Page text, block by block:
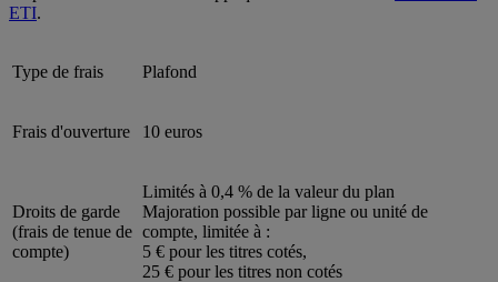
ETI.
Type de frais Plafond
Frais d'ouverture 10 euros
Droits de garde
(frais de tenue de
compte)
Limités à 0,4 % de la valeur du plan
Majoration possible par ligne ou unité de
compte, limitée à :
5 € pour les titres cotés,
25 € pour les titres non cotés